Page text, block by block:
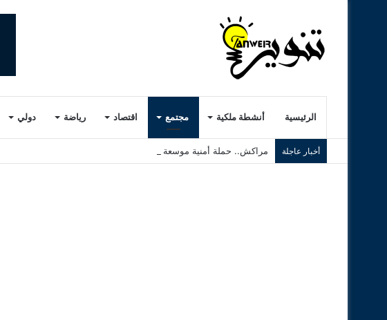
الرئيسية أنشطة ملكية مجتمع اقتصاد رياضة دولي
أخبار عاجلة مراكش.. حملة أمنية موسعة تطيح بـ20 حارساً وهمياً بجليز والحي الشتوي